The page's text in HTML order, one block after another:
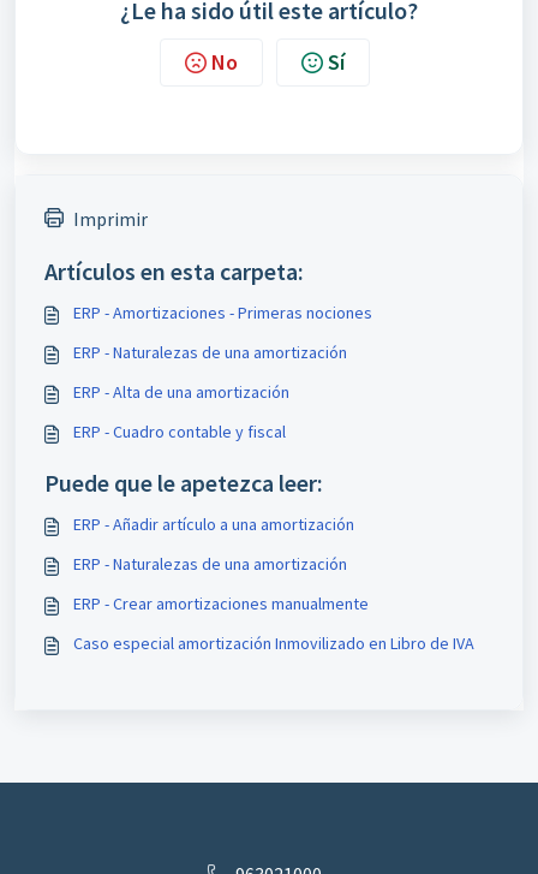
¿Le ha sido útil este artículo?
No Sí
Imprimir
Artículos en esta carpeta:
ERP - Amortizaciones - Primeras nociones
ERP - Naturalezas de una amortización
ERP - Alta de una amortización
ERP - Cuadro contable y fiscal
Puede que le apetezca leer:
ERP - Añadir artículo a una amortización
ERP - Naturalezas de una amortización
ERP - Crear amortizaciones manualmente
Caso especial amortización Inmovilizado en Libro de IVA